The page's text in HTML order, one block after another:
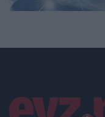
Linkuri utile